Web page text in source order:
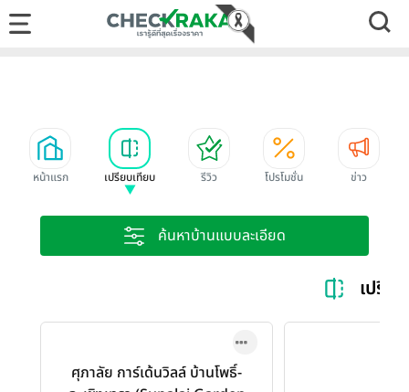
หน้าแรก เปรียบเทียบ รีวิว โปรโมชั่น ข่าว
ค้นหาบ้านแบบละเอียด
เปรีย
ศุภาลัย การ์เด้นวิลล์ บ้านโพธิ์-